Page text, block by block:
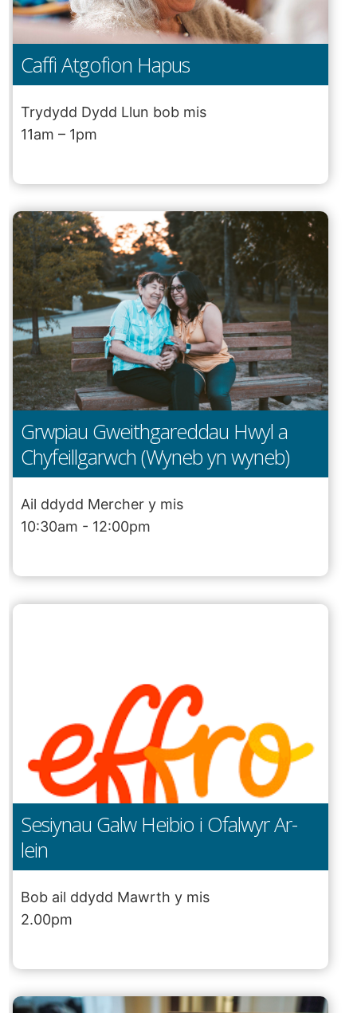
Caffi Atgofion Hapus
Trydydd Dydd Llun bob mis
11am – 1pm
Grwpiau Gweithgareddau Hwyl a
Chyfeillgarwch (Wyneb yn wyneb)
Ail ddydd Mercher y mis
10:30am - 12:00pm
Sesiynau Galw Heibio i Ofalwyr Ar-
lein
Bob ail ddydd Mawrth y mis
2.00pm